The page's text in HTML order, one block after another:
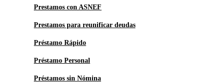
Prestamos con ASNEF
Prestamos para reunificar deudas
Préstamo Rápido
Préstamo Personal
Préstamos sin Nómina